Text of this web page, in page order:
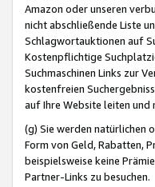
Amazon oder unseren
nicht abschließende Liste
Schlagwortauktionen auf
Kostenpflichtige
Suchmaschinen Links zur
kostenfreien
auf Ihre Website leiten
(g) Sie werden natürlichen
Form von Geld, Rabatten,
beispielsweise keine
Partner-Links zu besuchen.